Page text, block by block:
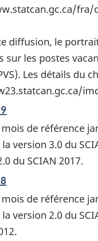
fra/
diffusion, le
sur les postes
Les détails du
de référence
la version 3.0 du
du SCIAN 2017.
de référence
la version 2.0 du